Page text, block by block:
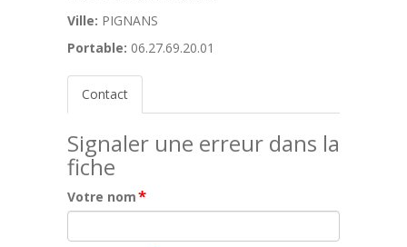
Ville: PIGNANS
Portable: 06.27.69.20.01
Contact
Signaler une erreur dans la
fiche
Votre nom*